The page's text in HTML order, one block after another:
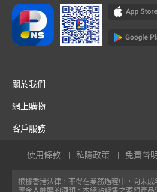
關於我們
網上購物
客戶服務
根據香港法律，不得在業務過程中，向未
使用條款 私隱政策 免責聲